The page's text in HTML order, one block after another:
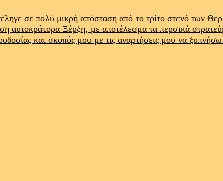
σε πολύ μικρή απόσταση από το τρίτο στενό των
αυτοκράτορα Ξέρξη, με αποτέλεσμα τα περσικά
και σκοπός μου με τις αναρτήσεις μου να